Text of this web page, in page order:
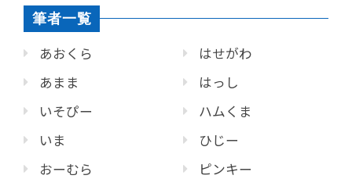
筆者一覧
あおくら
あまま
いそぴー
いま
おーむら
はせがわ
はっし
ハムくま
ひじー
ピンキー